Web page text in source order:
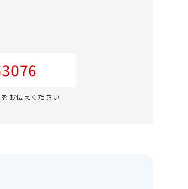
お伝えください